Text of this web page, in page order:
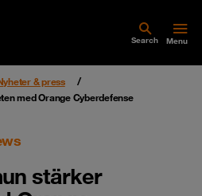
Search Menu
& press
med Orange Cyberdefense
stärker